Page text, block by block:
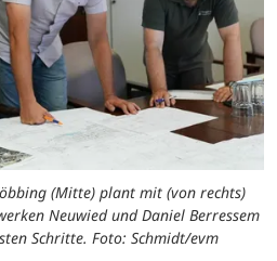
(Mitte) plant mit (von rechts)
Neuwied und Daniel Berressem
Schritte. Foto: Schmidt/evm